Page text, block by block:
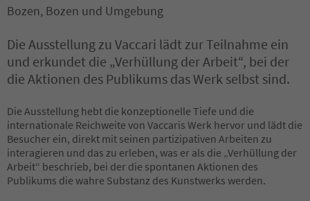
Bozen, Bozen und Umgebung
Die Ausstellung zu Vaccari lädt zur Teilnahme ein
und erkundet die „Verhüllung der Arbeit“, bei der
die Aktionen des Publikums das Werk selbst sind.
Die Ausstellung hebt die konzeptionelle Tiefe und die
internationale Reichweite von Vaccaris Werk hervor und lädt die
Besucher ein, direkt mit seinen partizipativen Arbeiten zu
interagieren und das zu erleben, was er als die „Verhüllung der
Arbeit“ beschrieb, bei der die spontanen Aktionen des
Publikums die wahre Substanz des Kunstwerks werden.